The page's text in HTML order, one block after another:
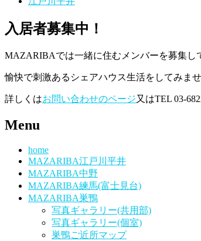
入居者募集中！
MAZARIBAでは一緒に住むメンバーを募集し
愉快で刺激あるシェアハウス生活をしてみま
詳しくはお問い合わせのページ又はTEL 03-
Menu
home
MAZARIBA江戸川平井
MAZARIBA中野
MAZARIBA練馬(富士見台)
MAZARIBA巣鴨
写真ギャラリー(共用部)
写真ギャラリー(個室)
巣鴨ご近所マップ